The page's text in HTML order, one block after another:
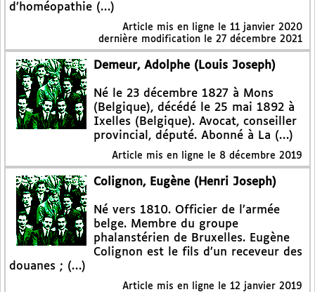
d’homéopathie (…)
Article mis en ligne le 11 janvier 2020
dernière modification le 27 décembre 2021
Demeur, Adolphe (Louis Joseph)
Né le 23 décembre 1827 à Mons
(Belgique), décédé le 25 mai 1892 à
Ixelles (Belgique). Avocat, conseiller
provincial, député. Abonné à La (…)
Article mis en ligne le 8 décembre 2019
Colignon, Eugène (Henri Joseph)
Né vers 1810. Officier de l’armée
belge. Membre du groupe
phalanstérien de Bruxelles. Eugène
Colignon est le fils d’un receveur des
douanes ; (…)
Article mis en ligne le 12 janvier 2019